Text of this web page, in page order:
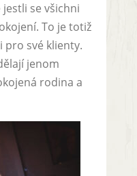
se všichni
To je totiž
pro své klienty.
jenom
rodina a